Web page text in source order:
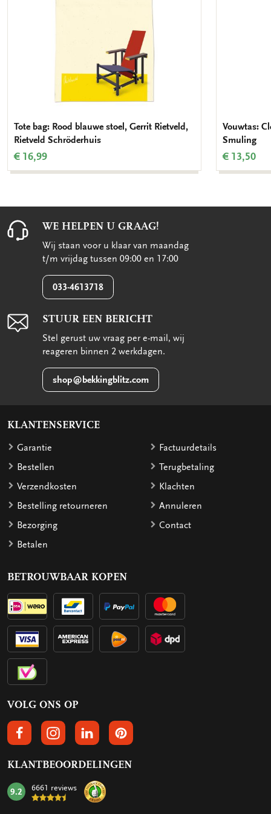
Tote bag: Rood blauwe stoel, Gerrit Rietveld,
Rietveld Schröderhuis
€ 16,99
Vouwtas:
Smuling
€ 13,50
WE HELPEN U GRAAG!
Wij staan voor u klaar van maandag
t/m vrijdag tussen 09:00 en 17:00
033-4613718
STUUR EEN BERICHT
Stel gerust uw vraag per e-mail, wij
reageren binnen 2 werkdagen.
shop@bekkingblitz.com
KLANTENSERVICE
Garantie
Bestellen
Verzendkosten
Bestelling retourneren
Bezorging
Betalen
Factuurdetails
Terugbetaling
Klachten
Annuleren
Contact
BETROUWBAAR KOPEN
VOLG ONS OP
VOLGS ONS OP FACEBOOK
VOLG ONS OP INSTAGRAM
VOLG ONS OP LINKEDIN
VOLG ONS OP PINTEREST
KLANTBEOORDELINGEN
mark:
9.2 6661 reviews